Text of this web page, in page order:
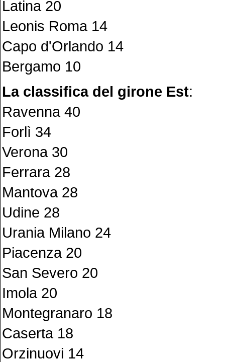
Latina 20
Leonis Roma 14
Capo d'Orlando 14
Bergamo 10
La classifica del girone Est:
Ravenna 40
Forlì 34
Verona 30
Ferrara 28
Mantova 28
Udine 28
Urania Milano 24
Piacenza 20
San Severo 20
Imola 20
Montegranaro 18
Caserta 18
Orzinuovi 14